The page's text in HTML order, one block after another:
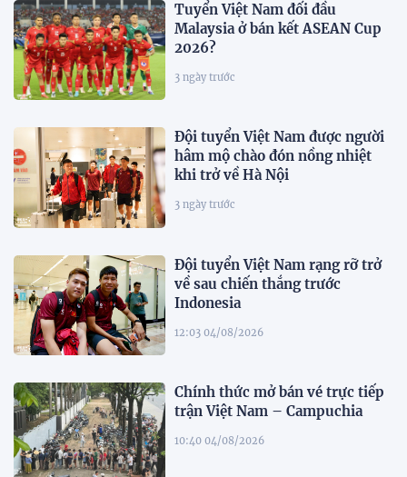
Tuyển Việt Nam đối đầu
Malaysia ở bán kết ASEAN Cup
2026?
3 ngày trước
Đội tuyển Việt Nam được người
hâm mộ chào đón nồng nhiệt
khi trở về Hà Nội
3 ngày trước
Đội tuyển Việt Nam rạng rỡ trở
về sau chiến thắng trước
Indonesia
12:03 04/08/2026
Chính thức mở bán vé trực tiếp
trận Việt Nam – Campuchia
10:40 04/08/2026